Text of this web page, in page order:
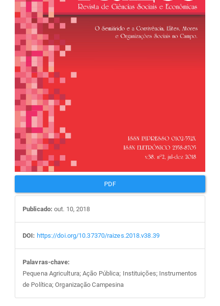
PDF
Publicado: out. 10, 2018
DOI: https://doi.org/10.37370/raizes.2018.v38.39
Palavras-chave:
Pequena Agricultura; Ação Pública; Instituições; Instrumentos
de Política; Organização Campesina